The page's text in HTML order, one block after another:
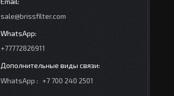
sale@brissfilter.com
+77772826911
WhatsApp +7 700 240 2501